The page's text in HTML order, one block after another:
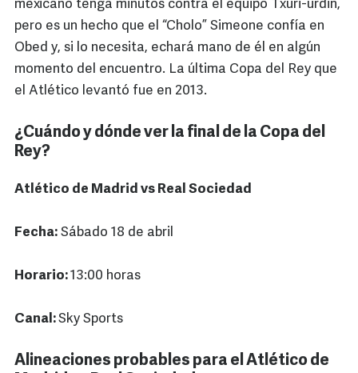
mexicano tenga minutos contra el equipo Txuri-urdin,
pero es un hecho que el “Cholo” Simeone confía en
Obed y, si lo necesita, echará mano de él en algún
momento del encuentro. La última Copa del Rey que
el Atlético levantó fue en 2013.
¿Cuándo y dónde ver la final de la Copa del
Rey?
Atlético de Madrid vs Real Sociedad
Fecha: Sábado 18 de abril
Horario:13:00 horas
Canal:Sky Sports
Alineaciones probables para el Atlético de